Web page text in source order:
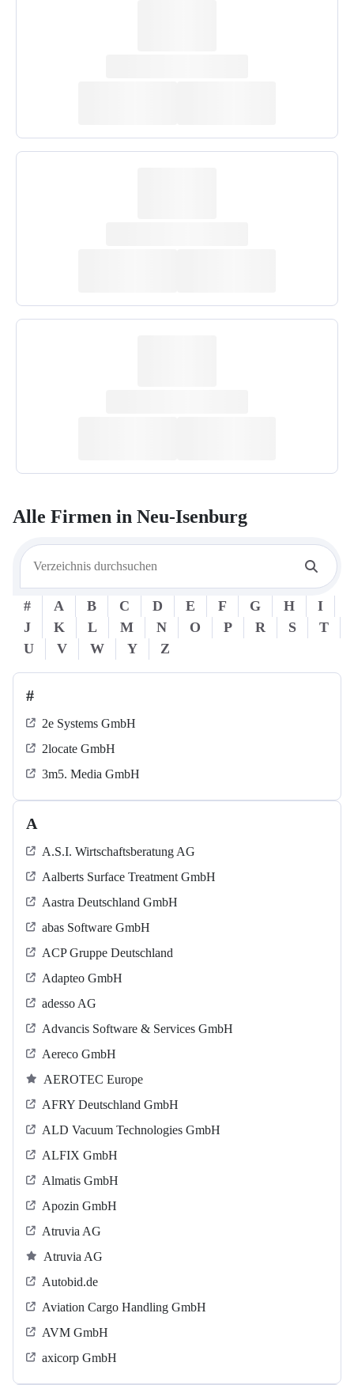
Alle Firmen in Neu-Isenburg
# A B C D E F G H
I
J
K L M N O P R S
T
U
V W Y Z
#
2e Systems GmbH
2locate GmbH
3m5. Media GmbH
A
A.S.I. Wirtschaftsberatung AG
Aalberts Surface Treatment GmbH
Aastra Deutschland GmbH
abas Software GmbH
ACP Gruppe Deutschland
Adapteo GmbH
adesso AG
Advancis Software & Services GmbH
Aereco GmbH
AEROTEC Europe
AFRY Deutschland GmbH
ALD Vacuum Technologies GmbH
ALFIX GmbH
Almatis GmbH
Apozin GmbH
Atruvia AG
Atruvia AG
Autobid.de
Aviation Cargo Handling GmbH
AVM GmbH
axicorp GmbH